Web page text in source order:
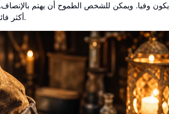
يكون وفيا. ويمكن للشخص الطموح أن يهتم
أكثر فائدة عندما تتعامل مع النتيجة كتأمل لا كحكم ثابت.